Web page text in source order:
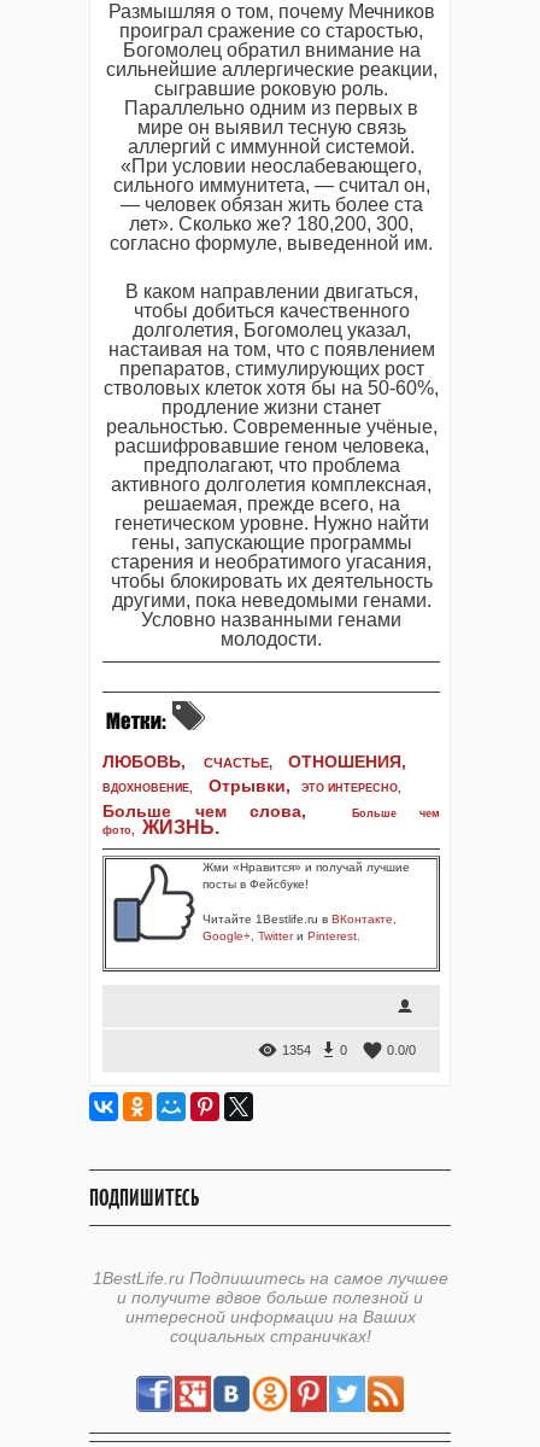
Размышляя о том, почему Мечников
проиграл сражение со старостью,
Богомолец обратил внимание на
сильнейшие аллергические реакции,
сыгравшие роковую роль.
Параллельно одним из первых в
мире он выявил тесную связь
аллергий с иммунной системой.
«При условии неослабевающего,
сильного иммунитета, — считал он,
— человек обязан жить более ста
лет». Сколько же? 180,200, 300,
согласно формуле, выведенной им.
В каком направлении двигаться,
чтобы добиться качественного
долголетия, Богомолец указал,
настаивая на том, что с появлением
препаратов, стимулирующих рост
стволовых клеток хотя бы на 50-60%,
продление жизни станет
реальностью. Современные учёные,
расшифровавшие геном человека,
предполагают, что проблема
активного долголетия комплексная,
решаемая, прежде всего, на
генетическом уровне. Нужно найти
гены, запускающие программы
старения и необратимого угасания,
чтобы блокировать их деятельность
другими, пока неведомыми генами.
Условно названными генами
молодости.
ЛЮБОВЬ, СЧАСТЬЕ, ОТНОШЕНИЯ,
ВДОХНОВЕНИЕ, Отрывки, ЭТО ИНТЕРЕСНО,
Больше чем слова,
Больше чем
фото, ЖИЗНЬ.
Жми «Нравится» и получай лучшие
посты в Фейсбуке!
Читайте 1Bestlife.ru в ВКонтакте
Google+ Twitterи Pinterest
1354 0 0.0/0
ПОДПИШИТЕСЬ
1BestLife.ru Подпишитесь на самое лучшее
и получите вдвое больше полезной и
интересной информации на Ваших
социальных страничках!